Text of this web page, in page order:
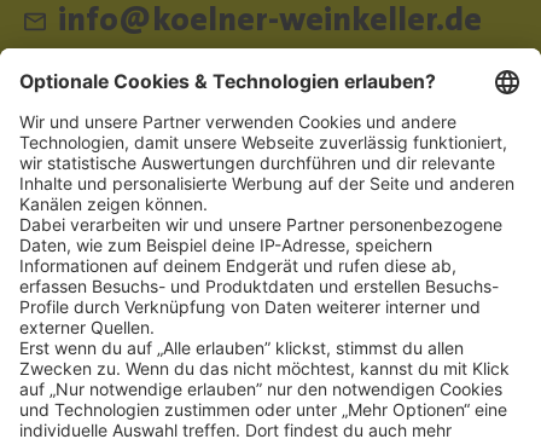
info@koelner-weinkeller.de
Schnellzugriff
ZAHLUNGSMETHODEN
SOCIAL
NEWSLETTER
BESUCHEN SIE UNS